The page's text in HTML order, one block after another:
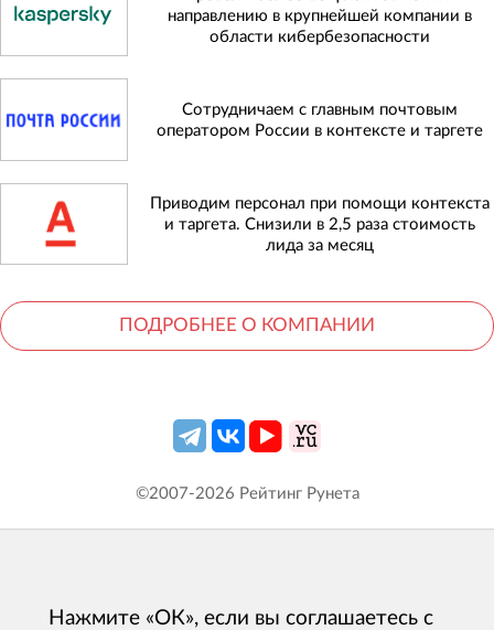
направлению в крупнейшей компании в
области кибербезопасности
Сотрудничаем с главным почтовым
оператором России в контексте и таргете
Приводим персонал при помощи контекста
и таргета. Снизили в 2,5 раза стоимость
лида за месяц
ПОДРОБНЕЕ О КОМПАНИИ
©2007-2026 Рейтинг Рунета
Нажмите «ОК», если вы соглашаетесь с